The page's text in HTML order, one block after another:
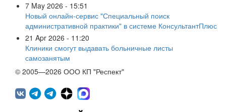
7 May 2026 - 15:51
Новый онлайн-сервис "Специальный поиск
административной практики" в системе КонсультантПлюс
21 Apr 2026 - 11:20
Клиники смогут выдавать больничные листы
самозанятым
© 2005—2026 ООО КП "Респект"